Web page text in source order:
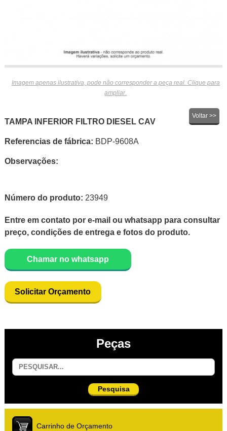
Imagem apenas ilustrativa, pode não corresponder a peça real. Clique para
ampliar.
Voltar >>
TAMPA INFERIOR FILTRO DIESEL CAV
Referencias de fábrica: BDP-9608A
Observações:
Número do produto: 23949
Entre em contato por e-mail ou whatsapp para consultar
preço, condições de entrega e fotos do produto.
Chamar no whatsapp
Solicitar Orçamento
Peças
Pesquisa
Carrinho de Orçamento